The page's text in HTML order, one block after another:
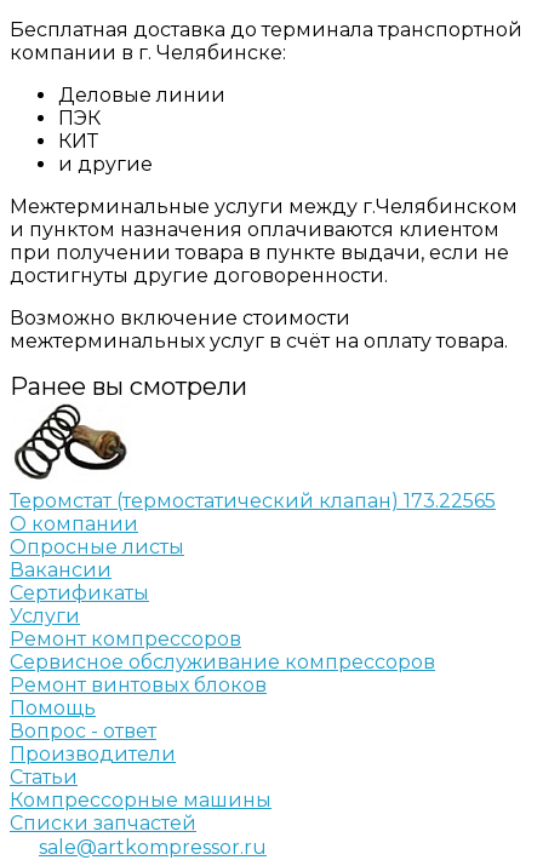
Бесплатная доставка до терминала транспортной
компании в г. Челябинске:
Деловые линии
ПЭК
КИТ
и другие
Межтерминальные услуги между г.Челябинском
и пунктом назначения оплачиваются клиентом
при получении товара в пункте выдачи, если не
достигнуты другие договоренности.
Возможно включение стоимости
межтерминальных услуг в счёт на оплату товара.
Ранее вы смотрели
Теромстат (термостатический клапан) 173.22565
О компании
Опросные листы
Вакансии
Сертификаты
Услуги
Ремонт компрессоров
Сервисное обслуживание компрессоров
Ремонт винтовых блоков
Помощь
Вопрос - ответ
Производители
Статьи
Компрессорные машины
Списки запчастей
sale@artkompressor.ru